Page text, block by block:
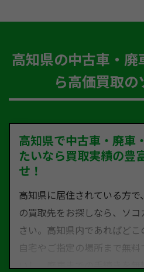
高知県の中古車・
ら高価買取の
高知県で中古車・廃車
たいなら買取実績の豊
せ！
高知県に居住されている方
の買取先をお探しなら、ソ
さい。高知県内であればど
自宅やご指定の場所まで無
いし、廃車までの手続きを